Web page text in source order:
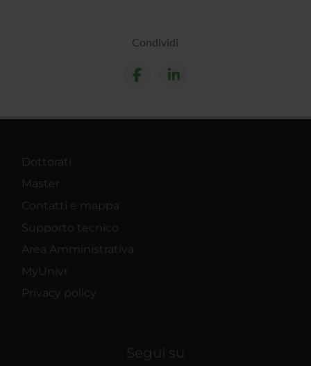
Condividi
Dottorati
Master
Contatti e mappa
Supporto tecnico
Area Amministrativa
MyUnivr
Privacy policy
Segui su